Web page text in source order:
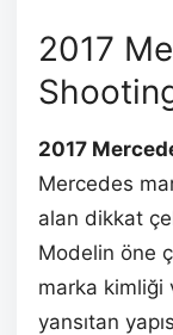
2017
2017
Mercedes
alan dikkat
Modelin öne
marka kimliği
yansıtan